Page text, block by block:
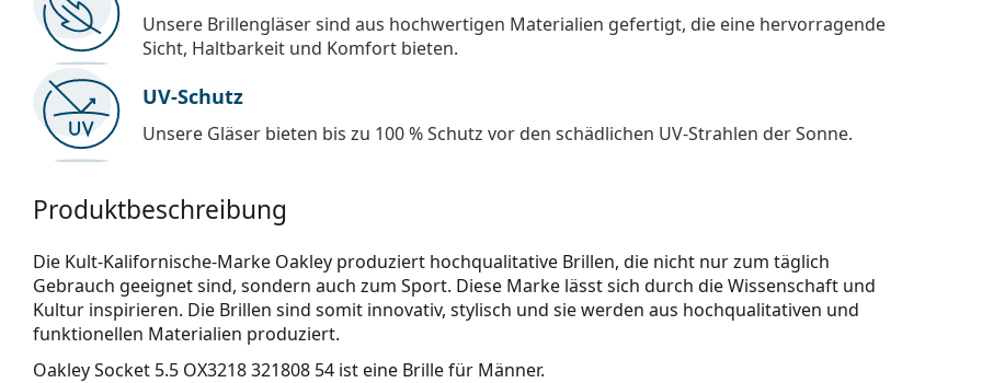
Unsere Brillengläser sind aus hochwertigen Materialien gefertigt, die eine hervorragende
Sicht, Haltbarkeit und Komfort bieten.
UV-Schutz
Unsere Gläser bieten bis zu 100 % Schutz vor den schädlichen UV-Strahlen der Sonne.
Produktbeschreibung
Die Kult-Kalifornische-Marke Oakley produziert hochqualitative Brillen, die nicht nur zum täglich
Gebrauch geeignet sind, sondern auch zum Sport. Diese Marke lässt sich durch die Wissenschaft und
Kultur inspirieren. Die Brillen sind somit innovativ, stylisch und sie werden aus hochqualitativen und
funktionellen Materialien produziert.
Oakley Socket 5.5 OX3218 321808 54 ist eine Brille für Männer.